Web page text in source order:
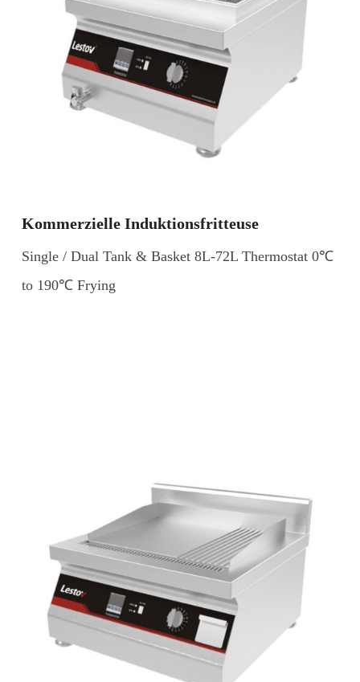
Kommerzielle Induktionsfritteuse
Single / Dual Tank & Basket 8L-72L Thermostat 0℃
to 190℃ Frying